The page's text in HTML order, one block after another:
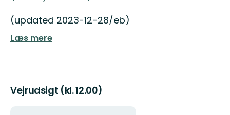
(updated 2023-12-28/eb)
Læs mere
Vejrudsigt (kl. 12.00)